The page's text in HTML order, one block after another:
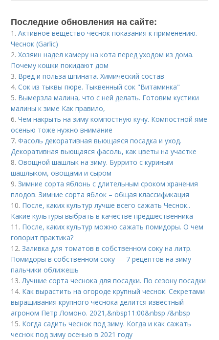
Последние обновления на сайте:
1.Активное вещество чеснок показания к применению.
Чеснок (Garlic)
2.Хозяин надел камеру на кота перед уходом из дома.
Почему кошки покидают дом
3. Вред и польза шпината. Химический состав
4.Сок из тыквы пюре. Тыквенный сок "Витаминка"
5. Вымерзла малина, что с ней делать. Готовим кустики
малины к зиме Как правило,
6.Чем накрыть на зиму компостную кучу. Компостной яме
осенью тоже нужно внимание
7.Фасоль декоративная вьющаяся посадка и уход.
Декоративная вьющаяся фасоль, как цветы на участке
8.Овощной шашлык на зиму. Буррито с куриным
шашлыком, овощами и сыром
9.Зимние сорта яблонь с длительным сроком хранения
плодов. Зимние сорта яблок – общая классификация
10. После, каких культур лучше всего сажать Чеснок..
Какие культуры выбрать в качестве предшественника
11. После, каких культур можно сажать помидоры. О чем
говорит практика?
12.Заливка для томатов в собственном соку на литр.
Помидоры в собственном соку — 7 рецептов на зиму
пальчики оближешь
13.Лучшие сорта чеснока для посадки. По сезону посадки
14. Как вырастить на огороде крупный чеснок. Секретами
выращивания крупного чеснока делится известный
агроном Петр Ломоно. 2021,&nbsp11:00&nbsp /&nbsp
15. Когда садить чеснок под зиму. Когда и как сажать
чеснок под зиму осенью в 2021 году